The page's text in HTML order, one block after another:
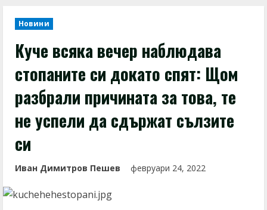
Новини
Куче всяка вечер наблюдава
стопаните си докато спят: Щом
разбрали причината за това, те
не успели да сдържат сълзите
си
Иван Димитров Пешев февруари 24, 2022